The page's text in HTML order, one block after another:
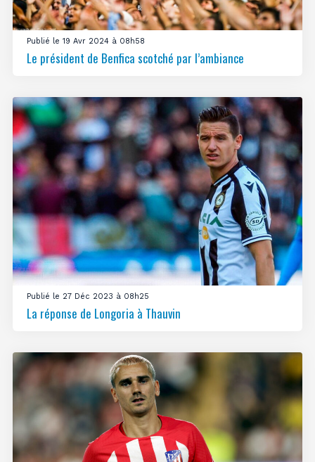
Publié le 19 Avr 2024 à 08h58
Le président de Benfica scotché par l’ambiance
Publié le 27 Déc 2023 à 08h25
La réponse de Longoria à Thauvin